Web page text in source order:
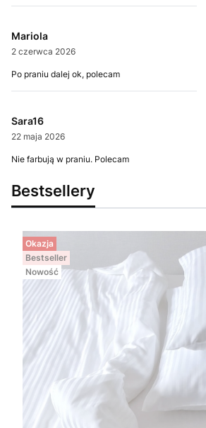
Mariola
2 czerwca 2026
Po praniu dalej ok, polecam
Sara16
22 maja 2026
Nie farbują w praniu. Polecam
Bestsellery
Okazja
Bestseller
Nowość